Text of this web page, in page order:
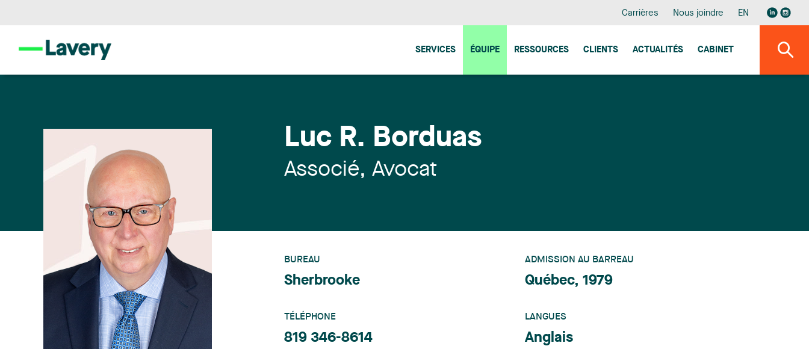
Carrières Nous joindre EN
SERVICES ÉQUIPE RESSOURCES CLIENTS ACTUALITÉS CABINET
Luc R. Borduas
Associé, Avocat
BUREAU
Sherbrooke
TÉLÉPHONE
819 346-8614
ADMISSION AU BARREAU
Québec, 1979
LANGUES
Anglais